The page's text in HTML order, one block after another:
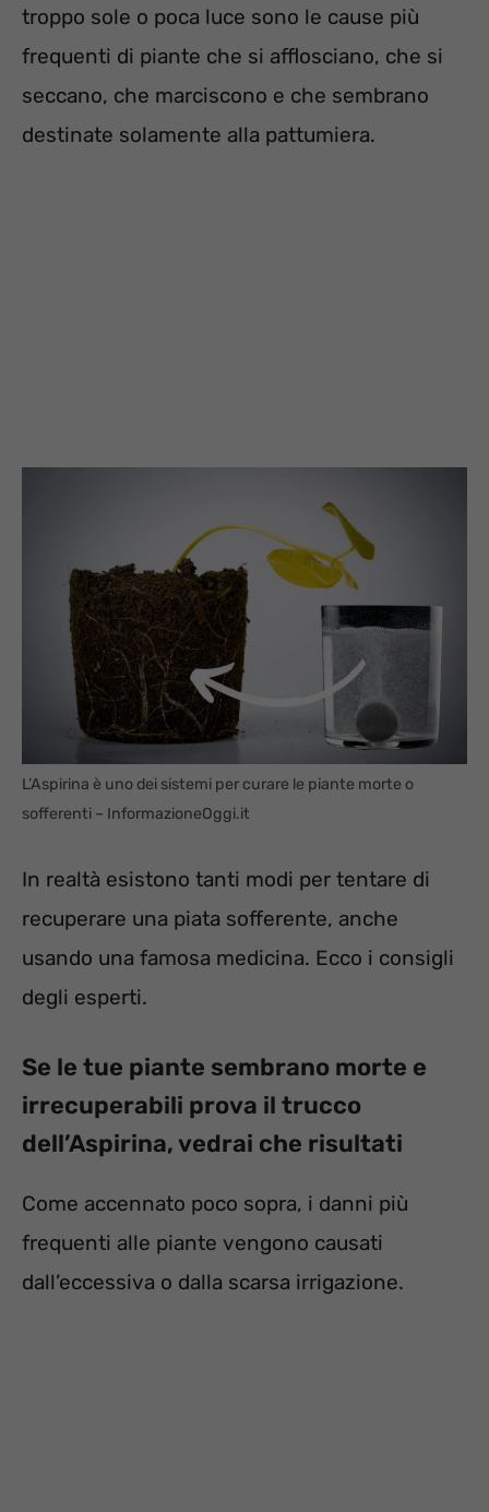
troppo sole o poca luce sono le cause più
frequenti di piante che si afflosciano, che si
seccano, che marciscono e che sembrano
destinate solamente alla pattumiera.
L’Aspirina è uno dei sistemi per curare le piante morte o
sofferenti – InformazioneOggi.it
In realtà esistono tanti modi per tentare di
recuperare una piata sofferente, anche
usando una famosa medicina. Ecco i consigli
degli esperti.
Se le tue piante sembrano morte e
irrecuperabili prova il trucco
dell’Aspirina, vedrai che risultati
Come accennato poco sopra, i danni più
frequenti alle piante vengono causati
dall’eccessiva o dalla scarsa irrigazione.